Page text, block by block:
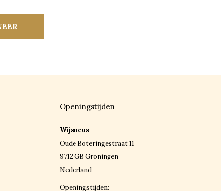
Openingstijden
Wijsneus
Oude Boteringestraat 11
9712 GB Groningen
Nederland
Openingstijden: